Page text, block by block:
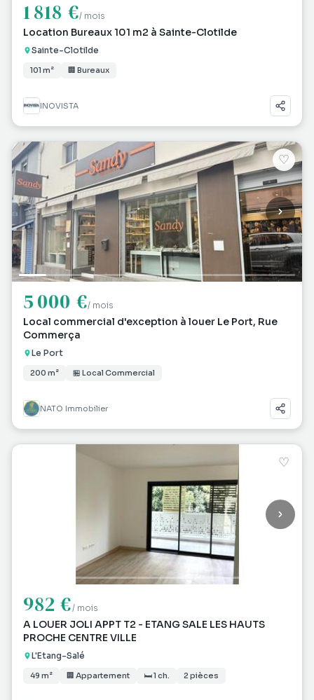
1 818 €/ mois
Location Bureaux 101 m2 à Sainte-Clotilde
Sainte-Clotilde
101 m² 🏢 Bureaux
INOVISTA
♡
5 000 €/ mois
Local commercial d'exception à louer Le Port, Rue
Commerça
Le Port
200 m² 🏪 Local Commercial
NATO Immobilier
♡
982 €/ mois
A LOUER JOLI APPT T2 - ETANG SALE LES HAUTS
PROCHE CENTRE VILLE
L'Etang-Salé
49 m² 🏢 Appartement 🛏 1 ch. 2 pièces